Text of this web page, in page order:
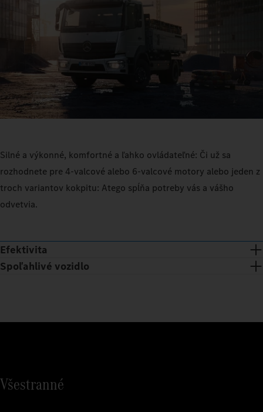
Silné a výkonné, komfortné a ľahko ovládateľné: Či už sa
rozhodnete pre 4‑valcové alebo 6‑valcové motory alebo jeden z
troch variantov kokpitu: Atego spĺňa potreby vás a vášho
odvetvia.
Efektivita
Spoľahlivé vozidlo
Všestranné